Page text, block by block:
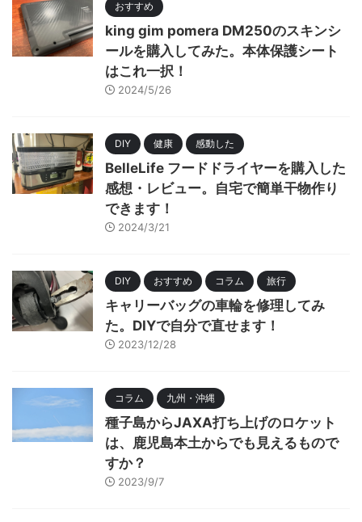
おすすめ
king gim pomera DM250のスキンシ
ールを購入してみた。本体保護シート
はこれ一択！
2024/5/26
DIY 健康 感動した
BelleLife フードドライヤーを購入した
感想・レビュー。自宅で簡単干物作り
できます！
2024/3/21
DIY おすすめ コラム 旅行
キャリーバッグの車輪を修理してみ
た。DIYで自分で直せます！
2023/12/28
コラム 九州・沖縄
種子島からJAXA打ち上げのロケット
は、鹿児島本土からでも見えるもので
すか？
2023/9/7